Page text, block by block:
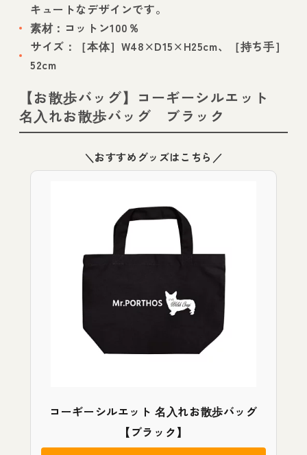
キュートなデザインです。
素材：コットン100％
サイズ：［本体］W48×D15×H25cm、［持ち手］
52cm
【お散歩バッグ】コーギーシルエット
名入れお散歩バッグ ブラック
＼おすすめグッズはこちら／
コーギーシルエット 名入れお散歩バッグ
【ブラック】